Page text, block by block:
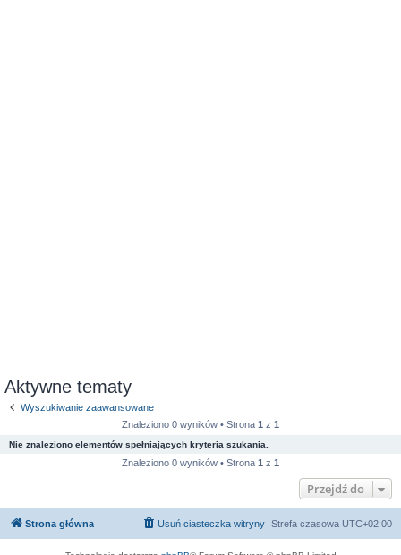
Aktywne tematy
Wyszukiwanie zaawansowane
Znaleziono 0 wyników • Strona 1 z 1
Nie znaleziono elementów spełniających kryteria szukania.
Znaleziono 0 wyników • Strona 1 z 1
Przejdź do
Strona główna Strefa czasowa UTC+02:00
Usuń ciasteczka witryny